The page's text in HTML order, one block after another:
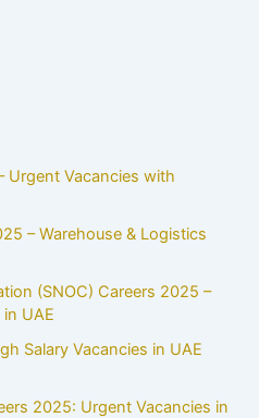
Urgent Vacancies with
– Warehouse & Logistics
(SNOC) Careers 2025 –
UAE
Salary Vacancies in UAE
2025: Urgent Vacancies in